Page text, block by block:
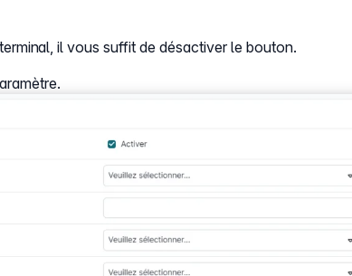
il vous suffit de désactiver le bouton.